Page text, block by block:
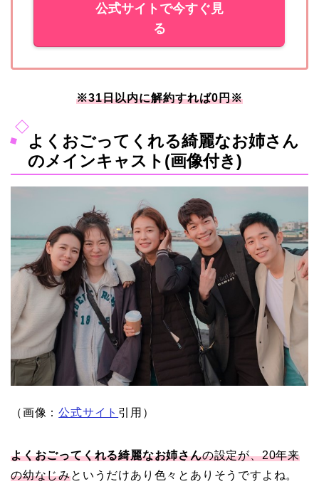
公式サイトで今すぐ見
る
※31日以内に解約すれば0円※
よくおごってくれる綺麗なお姉さん
のメインキャスト(画像付き)
（画像：公式サイト 引用）
よくおごってくれる綺麗なお姉さんの設定が、20年来
の幼なじみというだけあり色々とありそうですよね。